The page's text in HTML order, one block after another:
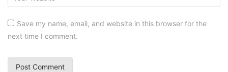
Save my name, email, and website in this browser for the
next time I comment.